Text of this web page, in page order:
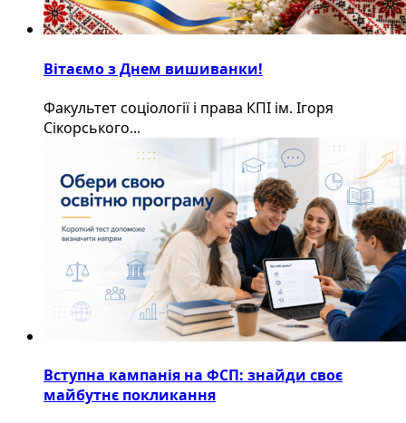
Вітаємо з Днем вишиванки!
Факультет соціології і права КПІ ім. Ігоря
Сікорського...
Вступна кампанія на ФСП: знайди своє
майбутнє покликання